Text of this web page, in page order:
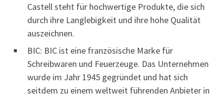
Castell steht für hochwertige Produkte, die sich
durch ihre Langlebigkeit und ihre hohe Qualität
auszeichnen.
BIC: BIC ist eine französische Marke für
Schreibwaren und Feuerzeuge. Das Unternehmen
wurde im Jahr 1945 gegründet und hat sich
seitdem zu einem weltweit führenden Anbieter in